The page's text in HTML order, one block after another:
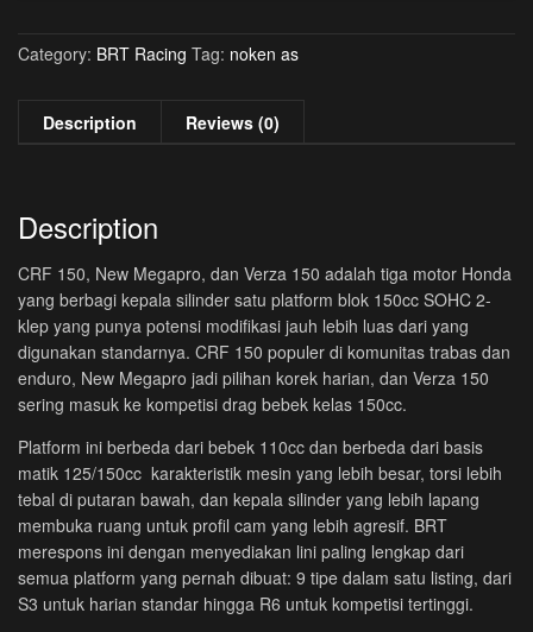
CRF
New
S3
T2
T3
R2
R3
R4
R5
quantity
Category: BRT Racing Tag: noken as
Description Reviews (0)
Description
CRF 150, New Megapro, dan Verza 150 adalah tiga motor Honda
yang berbagi kepala silinder satu platform blok 150cc SOHC 2-
klep yang punya potensi modifikasi jauh lebih luas dari yang
digunakan standarnya. CRF 150 populer di komunitas trabas dan
enduro, New Megapro jadi pilihan korek harian, dan Verza 150
sering masuk ke kompetisi drag bebek kelas 150cc.
Platform ini berbeda dari bebek 110cc dan berbeda dari basis
matik 125/150cc karakteristik mesin yang lebih besar, torsi lebih
tebal di putaran bawah, dan kepala silinder yang lebih lapang
membuka ruang untuk profil cam yang lebih agresif. BRT
merespons ini dengan menyediakan lini paling lengkap dari
semua platform yang pernah dibuat: 9 tipe dalam satu listing, dari
S3 untuk harian standar hingga R6 untuk kompetisi tertinggi.